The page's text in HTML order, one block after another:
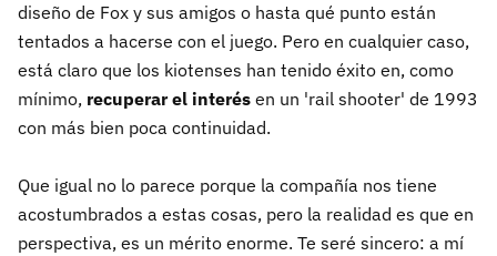
diseño de Fox y sus amigos o hasta qué punto están
tentados a hacerse con el juego. Pero en cualquier caso,
está claro que los kiotenses han tenido éxito en, como
mínimo, recuperar el interés en un 'rail shooter' de 1993
con más bien poca continuidad.
Que igual no lo parece porque la compañía nos tiene
acostumbrados a estas cosas, pero la realidad es que en
perspectiva, es un mérito enorme. Te seré sincero: a mí